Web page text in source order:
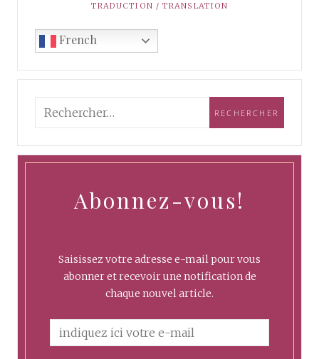
TRADUCTION / TRANSLATION
French
Abonnez-vous!
Saisissez votre adresse e-mail pour vous
abonner et recevoir une notification de
chaque nouvel article.